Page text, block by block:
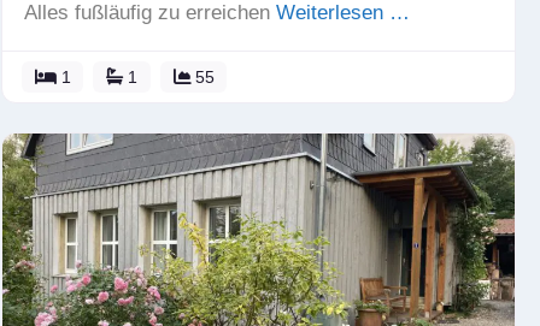
Alles fußläufig zu erreichen Weiterlesen …
1 1 55